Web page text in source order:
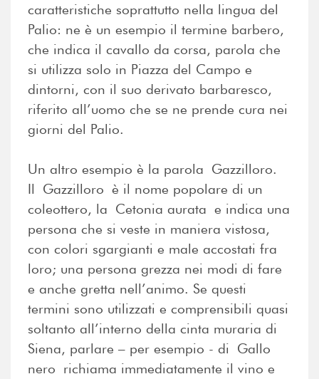
caratteristiche soprattutto nella lingua del
Palio: ne è un esempio il termine barbero,
che indica il cavallo da corsa, parola che
si utilizza solo in Piazza del Campo e
dintorni, con il suo derivato barbaresco,
riferito all’uomo che se ne prende cura nei
giorni del Palio.
Un altro esempio è la parola Gazzilloro.
Il Gazzilloro è il nome popolare di un
coleottero, la Cetonia aurata e indica una
persona che si veste in maniera vistosa,
con colori sgargianti e male accostati fra
loro; una persona grezza nei modi di fare
e anche gretta nell’animo. Se questi
termini sono utilizzati e comprensibili quasi
soltanto all’interno della cinta muraria di
Siena, parlare – per esempio - di Gallo
nero richiama immediatamente il vino e